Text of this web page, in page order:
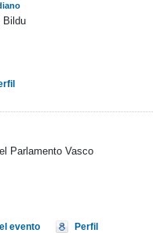
Bildu
Parlamento Vasco
evento Perfil